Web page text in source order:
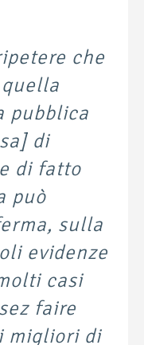
che
pubblica
di
di fatto
può
sulla
evidenze
casi
faire
migliori di